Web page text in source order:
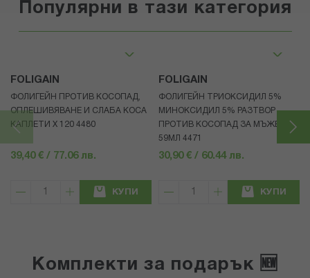
Популярни в тази категория
FOLIGAIN
ФОЛИГЕЙН ПРОТИВ КОСОПАД,
ОПЛЕШИВЯВАНЕ И СЛАБА КОСА
КАПЛЕТИ X 120 4480
39,40 € / 77.06 лв.
КУПИ
FOLIGAIN
ФОЛИГЕЙН ТРИОКСИДИЛ 5%
МИНОКСИДИЛ 5% РАЗТВОР
ПРОТИВ КОСОПАД ЗА МЪЖЕ
59МЛ 4471
30,90 € / 60.44 лв.
КУПИ
Комплекти за подарък 🆕